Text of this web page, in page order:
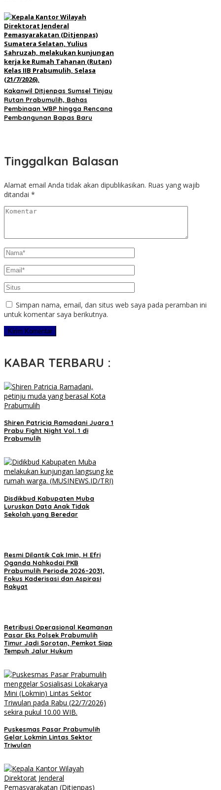
Kakanwil Ditjenpas Sumsel Tinjau
Rutan Prabumulih, Bahas
Pembinaan WBP hingga Rencana
Pembangunan Bapas Baru
Tinggalkan Balasan
Alamat email Anda tidak akan dipublikasikan. Ruas yang wajib
ditandai *
Simpan nama, email, dan situs web saya pada peramban ini
untuk komentar saya berikutnya.
KABAR TERBARU :
Shiren Patricia Ramadani Juara 1
Prabu Fight Night Vol. 1 di
Prabumulih
Disdikbud Kabupaten Muba
Luruskan Data Anak Tidak
Sekolah yang Beredar
Resmi Dilantik Cak Imin, H Efri
Oganda Nahkodai PKB
Prabumulih Periode 2026–2031,
Fokus Kaderisasi dan Aspirasi
Rakyat
Retribusi Operasional Keamanan
Pasar Eks Polsek Prabumulih
Timur Jadi Sorotan, Pemkot Siap
Tempuh Jalur Hukum
Puskesmas Pasar Prabumulih
Gelar Lokmin Lintas Sektor
Triwulan